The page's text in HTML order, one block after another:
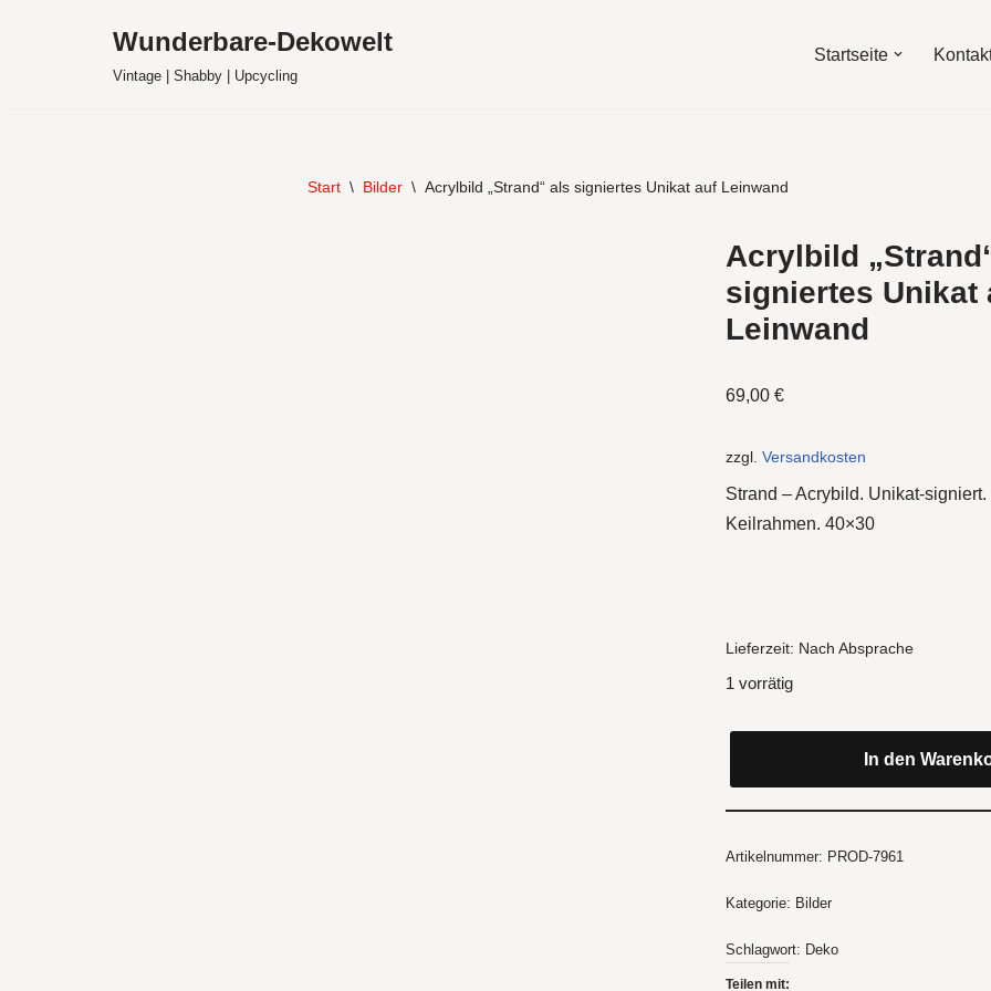
Wunderbare-Dekowelt
Vintage | Shabby | Upcycling
Startseite
Start \ Bilder \ Acrylbild „Strand“ als signiertes Unikat auf Leinwand
Acrylbild
signiertes Unikat
Leinwand
69,00€
zzgl.Versandkosten
Strand – Acrybild. Unikat-
Keilrahmen. 40×30
Lieferzeit: Nach Absprache
1 vorrätig
In den
Artikelnummer: PROD-7961
Kategorie: Bilder
Schlagwort: Deko
Teilen mit: